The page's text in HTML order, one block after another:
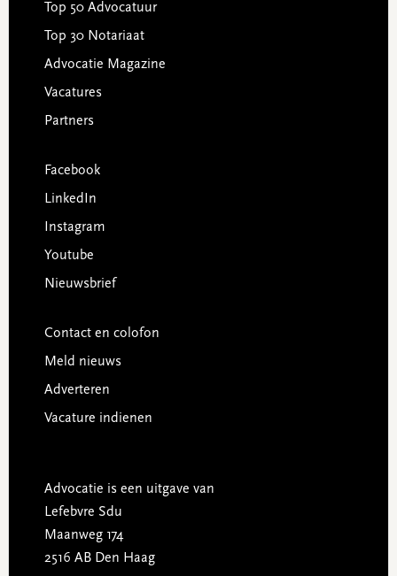
Top 50 Advocatuur
Top 30 Notariaat
Advocatie Magazine
Vacatures
Partners
Facebook
LinkedIn
Instagram
Youtube
Nieuwsbrief
Contact en colofon
Meld nieuws
Adverteren
Vacature indienen
Advocatie is een uitgave van
Lefebvre Sdu
Maanweg 174
2516 AB Den Haag